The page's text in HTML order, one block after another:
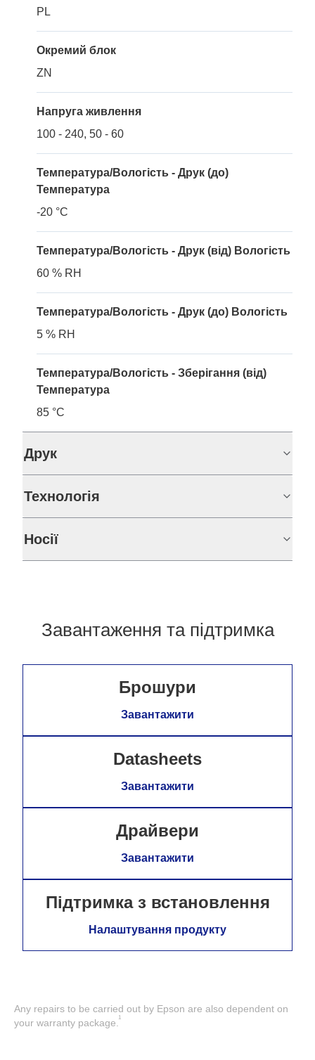
PL
Окремий блок
ZN
Напруга живлення
100 - 240, 50 - 60
Температура/Вологість - Друк (до)
Температура
-20 °C
Температура/Вологість - Друк (від) Вологість
60 % RH
Температура/Вологість - Друк (до) Вологість
5 % RH
Температура/Вологість - Зберігання (від)
Температура
85 °C
Друк
Технологія
Носії
Завантаження та підтримка
Брошури
Завантажити
Datasheets
Завантажити
Драйвери
Завантажити
Підтримка з встановлення
Налаштування продукту
Any repairs to be carried out by Epson are also dependent on
your warranty package.1